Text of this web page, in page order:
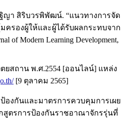
า สิริบวรพิพัฒน์. “แนวทางการจัด
รองผู้ให้และผู้ได้รับผลกระทบจาก
of Modern Learning Development,
สถาน พ.ศ.2554 [ออนไลน์] แหล่ง
[9 ตุลาคม 2565]
งกันและมาตรการควบคุมการเผย
สูตรการป้องกันราชอาณาจักรรุ่นที่